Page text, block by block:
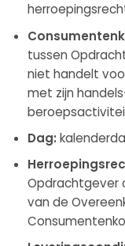
tussen
niet handelt
met zijn
Dag:
Opdrachtgever
van de